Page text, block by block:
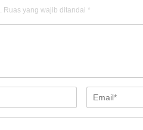
Ruas yang wajib ditandai *